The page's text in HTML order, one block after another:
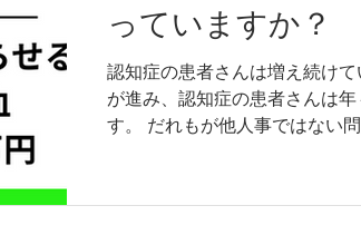
っていますか？
認知症の患者さんは増え続け
が進み、認知症の患者さんは
す。 だれもが他人事ではない